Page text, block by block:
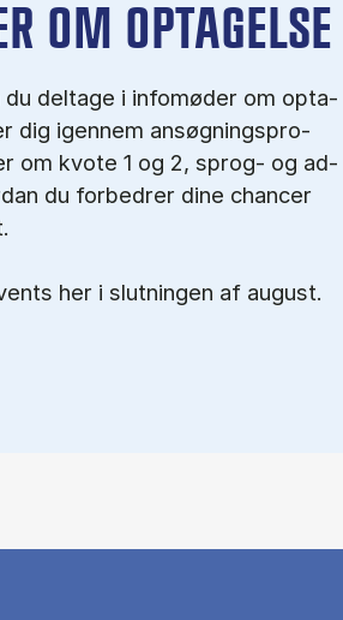
OM OP­TA­GEL­SE
du del­tage i in­fo­mø­der om op­ta­
dig igen­nem an­søg­nings­pro­
om kvo­te 1 og 2, sprog- og ad­
du forbedrer dine chancer
her i slutningen af august.